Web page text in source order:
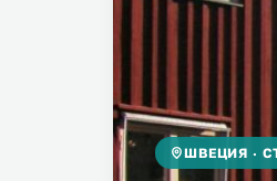
ШВЕЦИЯ ·